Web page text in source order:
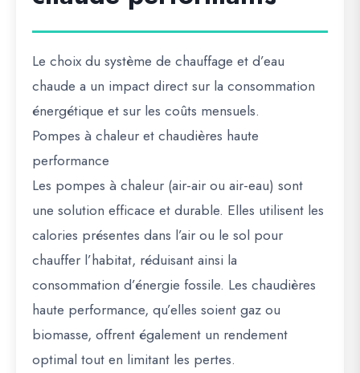
Le choix du système de chauffage et d’eau
chaude a un impact direct sur la consommation
énergétique et sur les coûts mensuels.
Pompes à chaleur et chaudières haute
performance
Les pompes à chaleur (air-air ou air-eau) sont
une solution efficace et durable. Elles utilisent les
calories présentes dans l’air ou le sol pour
chauffer l’habitat, réduisant ainsi la
consommation d’énergie fossile. Les chaudières
haute performance, qu’elles soient gaz ou
biomasse, offrent également un rendement
optimal tout en limitant les pertes.